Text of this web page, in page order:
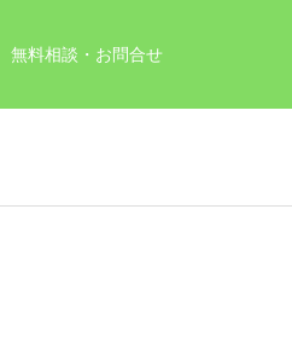
無料相談・お問合せ